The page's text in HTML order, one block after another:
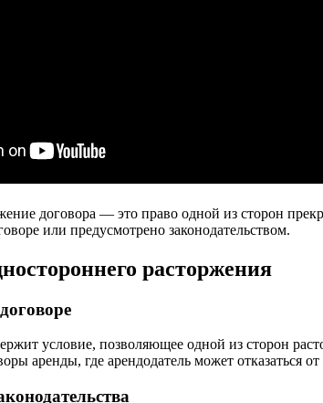
договора — это право одной из сторон
или предусмотрено законодательством.
расторжения
условие, позволяющее одной из сторон
аренды, где арендодатель может отказаться